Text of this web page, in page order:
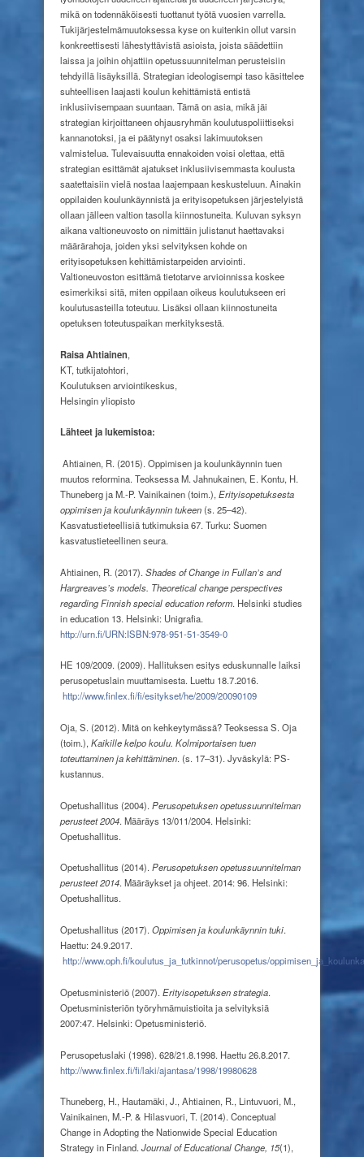
mikä on todennäköisesti tuottanut työtä vuosien varrella.
Tukijärjestelmämuutoksessa kyse on kuitenkin ollut varsin
konkreettisesti lähestyttävistä asioista, joista säädettiin
laissa ja joihin ohjattiin opetussuunnitelman perusteisiin
tehdyillä lisäyksillä. Strategian ideologisempi taso käsittelee
suhteellisen laajasti koulun kehittämistä entistä
inklusiivisempaan suuntaan. Tämä on asia, mikä jäi
strategian kirjoittaneen ohjausryhmän koulutuspoliittiseksi
kannanotoksi, ja ei päätynyt osaksi lakimuutoksen
valmistelua. Tulevaisuutta ennakoiden voisi olettaa, että
strategian esittämät ajatukset inklusiivisemmasta koulusta
saatettaisiin vielä nostaa laajempaan keskusteluun. Ainakin
oppilaiden koulunkäynnistä ja erityisopetuksen järjestelyistä
ollaan jälleen valtion tasolla kiinnostuneita. Kuluvan syksyn
aikana valtioneuvosto on nimittäin julistanut haettavaksi
määrärahoja, joiden yksi selvityksen kohde on
erityisopetuksen kehittämistarpeiden arviointi.
Valtioneuvoston esittämä tietotarve arvioinnissa koskee
esimerkiksi sitä, miten oppilaan oikeus koulutukseen eri
koulutusasteilla toteutuu. Lisäksi ollaan kiinnostuneita
opetuksen toteutuspaikan merkityksestä.
Raisa Ahtiainen,
KT, tutkijatohtori,
Koulutuksen arviointikeskus,
Helsingin yliopisto
Lähteet ja lukemistoa:
Ahtiainen, R. (2015). Oppimisen ja koulunkäynnin tuen
muutos reformina. Teoksessa M. Jahnukainen, E. Kontu, H.
Thuneberg ja M.-P. Vainikainen (toim.), Erityisopetuksesta
oppimisen ja koulunkäynnin tukeen(s. 25–42).
Kasvatustieteellisiä tutkimuksia 67. Turku: Suomen
kasvatustieteellinen seura.
Ahtiainen, R. (2017). Shades of Change in Fullan’s and
Hargreaves’s models. Theoretical change perspectives
regarding Finnish special education reform. Helsinki studies
in education 13. Helsinki: Unigrafia.
http://urn.fi/URN:ISBN:978-951-51-3549-0
HE 109/2009. (2009). Hallituksen esitys eduskunnalle laiksi
perusopetuslain muuttamisesta. Luettu 18.7.2016.
http://www.finlex.fi/fi/esitykset/he/2009/20090109
Oja, S. (2012). Mitä on kehkeytymässä? Teoksessa S. Oja
(toim.), Kaikille kelpo koulu. Kolmiportaisen tuen
toteuttaminen ja kehittäminen. (s. 17–31). Jyväskylä: PS-
kustannus.
Opetushallitus (2004). Perusopetuksen opetussuunnitelman
perusteet 2004. Määräys 13/011/2004. Helsinki:
Opetushallitus.
Opetushallitus (2014).Perusopetuksen opetussuunnitelman
perusteet 2014. Määräykset ja ohjeet. 2014: 96. Helsinki:
Opetushallitus.
Opetushallitus (2017). Oppimisen ja koulunkäynnin tuki.
Haettu: 24.9.2017.
http://www.oph.fi/koulutus_ja_tutkinnot/perusopetus/
Opetusministeriö (2007). Erityisopetuksen strategia.
Opetusministeriön työryhmämuistioita ja selvityksiä
2007:47. Helsinki: Opetusministeriö.
Perusopetuslaki (1998). 628/21.8.1998. Haettu 26.8.2017.
http://www.finlex.fi/fi/laki/ajantasa/1998/19980628
Thuneberg, H., Hautamäki, J., Ahtiainen, R., Lintuvuori, M.,
Vainikainen, M.-P. & Hilasvuori, T. (2014). Conceptual
Change in Adopting the Nationwide Special Education
Strategy in Finland.Journal of Educational Change, 15(1),